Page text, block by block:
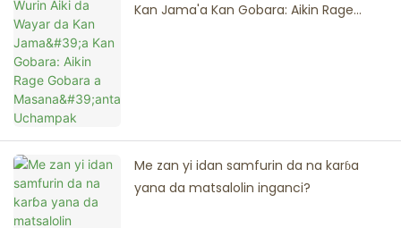
Kan Jama'a Kan Gobara: Aikin Rage
Me zan yi idan samfurin da na karɓa
yana da matsalolin inganci?